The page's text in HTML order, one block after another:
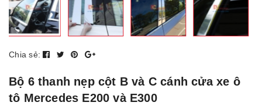
Chia sẻ:
Bộ 6 thanh nẹp cột B và C cánh cửa xe ô
tô Mercedes E200 và E300